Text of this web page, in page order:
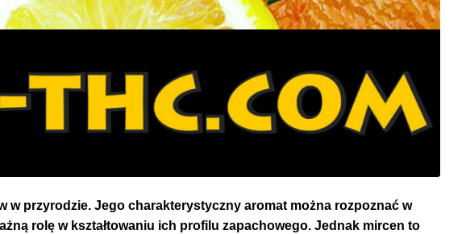
w przyrodzie. Jego charakterystyczny aromat można rozpoznać w
rolę w kształtowaniu ich profilu zapachowego. Jednak mircen to